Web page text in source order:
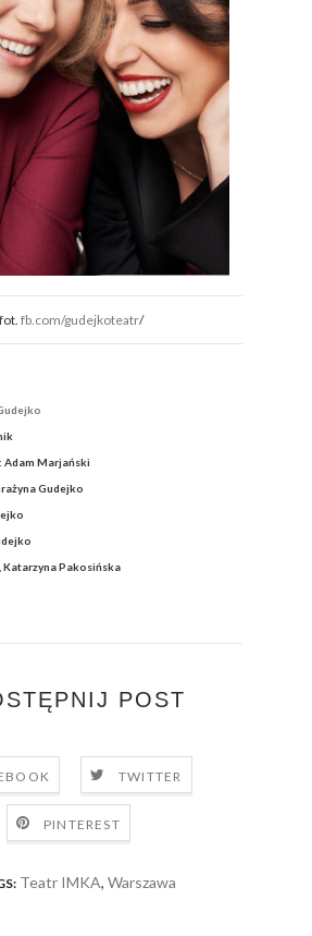
fb.com/gudejkoteatr/
Adam Marjański
Gudejko
Katarzyna Pakosińska
POST
TWITTER
PINTEREST
Teatr IMKA, Warszawa